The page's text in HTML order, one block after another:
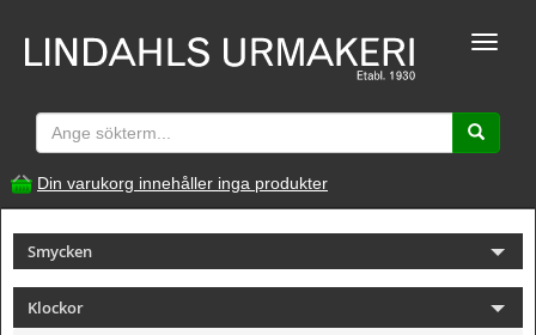
Toggle
Din varukorg innehåller inga produkter
Smycken
Klockor